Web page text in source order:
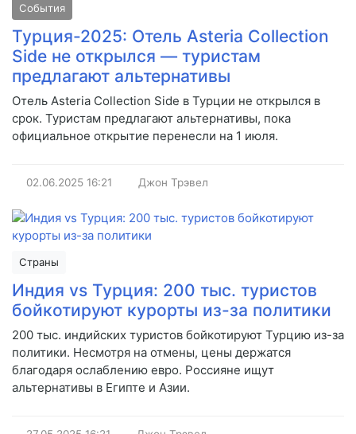
События
Турция-2025: Отель Asteria Collection
Side не открылся — туристам
предлагают альтернативы
Отель Asteria Collection Side в Турции не открылся в
срок. Туристам предлагают альтернативы, пока
официальное открытие перенесли на 1 июля.
02.06.2025 16:21 Джон Трэвел
Страны
Индия vs Турция: 200 тыс. туристов
бойкотируют курорты из-за политики
200 тыс. индийских туристов бойкотируют Турцию из-за
политики. Несмотря на отмены, цены держатся
благодаря ослаблению евро. Россияне ищут
альтернативы в Египте и Азии.